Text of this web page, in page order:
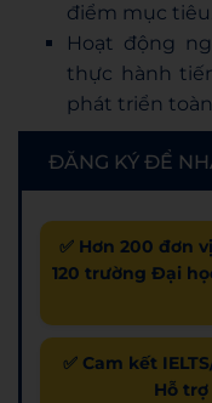
điểm mục tiêu.
Hoạt động
thực hành
phát triển
ĐĂNG KÝ ĐỂ
✅ Hơn 200 đơn
120 trường Đại
✅ Cam kết
Hỗ